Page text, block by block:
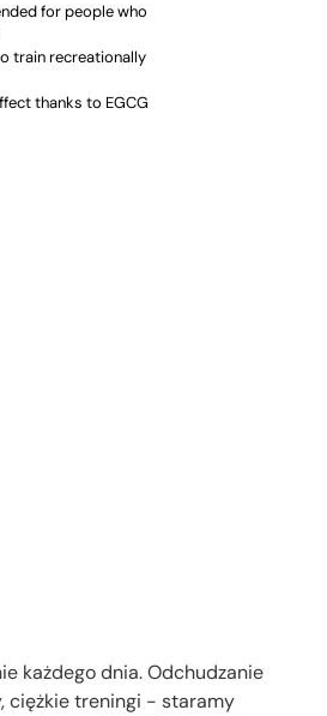
for people who
train recreationally
thanks to EGCG
każdego dnia. Odchudzanie
ciężkie treningi - staramy